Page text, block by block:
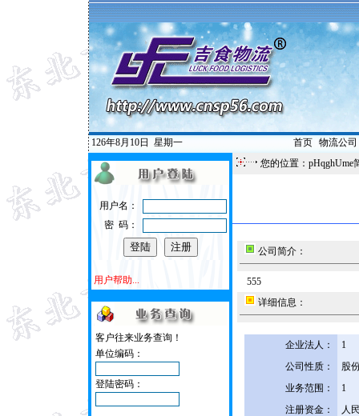
126年8月10日 星期一 首页| 物流公司
用户名：
密 码：
用户帮助...
客户往来业务查询！
单位编码：
登陆密码：
您的位置：pHqghUme
公司简介：
555
详细信息：
企业法人：
1
公司性质：
股
业务范围：
1
注册资金：
人